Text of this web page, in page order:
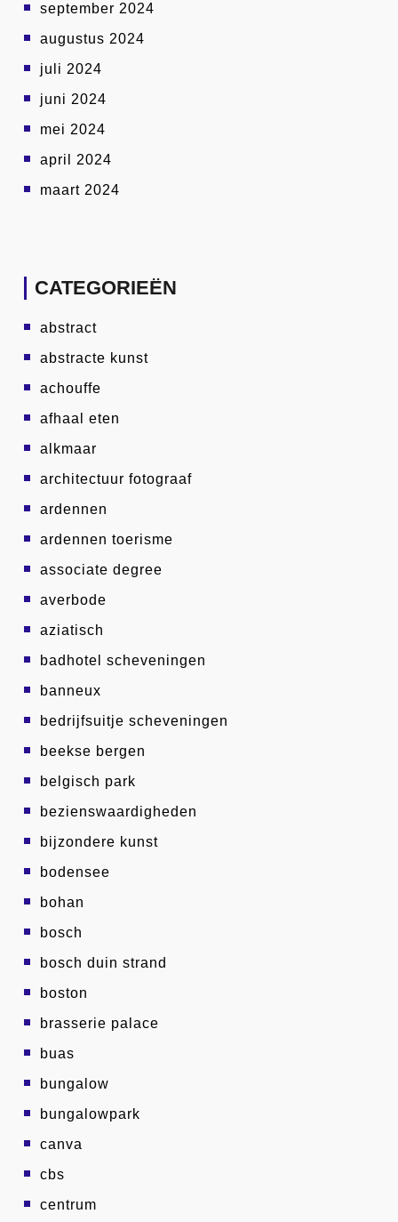
september 2024
augustus 2024
juli 2024
juni 2024
mei 2024
april 2024
maart 2024
CATEGORIEËN
abstract
abstracte kunst
achouffe
afhaal eten
alkmaar
architectuur fotograaf
ardennen
ardennen toerisme
associate degree
averbode
aziatisch
badhotel scheveningen
banneux
bedrijfsuitje scheveningen
beekse bergen
belgisch park
bezienswaardigheden
bijzondere kunst
bodensee
bohan
bosch
bosch duin strand
boston
brasserie palace
buas
bungalow
bungalowpark
canva
cbs
centrum